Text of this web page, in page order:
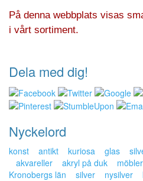
På denna webbplats visas
i vårt sortiment.
Dela med dig!
Nyckelord
konst antikt kuriosa glas
akvareller
akryl på duk möbler
Kronobergs län
silver nysilver